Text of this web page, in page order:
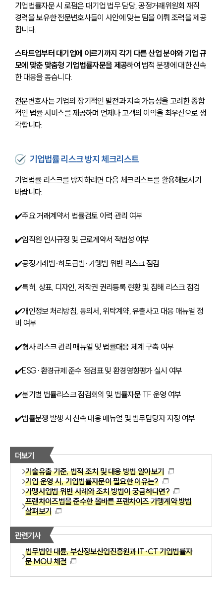
기업법률자문 시 로펌은 대기업 법무 담당, 공정거래위원회 재직
경력을 보유한 전문변호사들이 사안에 맞는 팀을 이뤄 조력을 제공
합니다.
스타트업부터 대기업에 이르기까지 각기 다른 산업 분야와 기업 규
모에 맞춘 맞춤형 기업법률자문을 제공하여 법적 분쟁에 대한 신속
한 대응을 돕습니다.
전문변호사는 기업의 장기적인 발전과 지속 가능성을 고려한 종합
적인 법률 서비스를 제공하며 언제나 고객의 이익을 최우선으로 생
각합니다.
기업법률 리스크 방지 체크리스트
기업법률 리스크를 방지하려면 다음 체크리스트를 활용해보시기
바랍니다.
✔️주요 거래계약서 법률검토 이력 관리 여부
✔️임직원 인사규정 및 근로계약서 적법성 여부
✔️공정거래법·하도급법·가맹법 위반 리스크 점검
✔️특허, 상표, 디자인, 저작권 권리등록 현황 및 침해 리스크 점검
✔️개인정보 처리방침, 동의서, 위탁계약, 유출사고 대응 매뉴얼 정
비 여부
✔️형사 리스크 관리 매뉴얼 및 법률대응 체계 구축 여부
✔️ESG·환경규제 준수 점검표 및 환경영향평가 실시 여부
✔️분기별 법률리스크 점검회의 및 법률자문 TF 운영 여부
✔️법률분쟁 발생 시 신속 대응 매뉴얼 및 법무담당자 지정 여부
더보기
기술유출 기준, 법적 조치 및 대응 방법 알아보기
기업 운영 시, 기업법률자문이 필요한 이유는?
가맹사업법 위반 사례와 조치 방법이 궁금하다면?
프랜차이즈법을 준수한 올바른 프랜차이즈 가맹계약 방법
살펴보기
관련기사
법무법인 대륜, 부산정보산업진흥원과 IT·CT 기업법률자
문 MOU 체결